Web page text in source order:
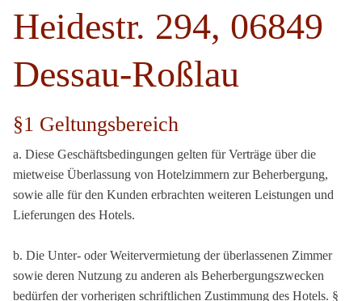
Heidestr. 294, 06849
Dessau-Roßlau
§1 Geltungsbereich
a. Diese Geschäftsbedingungen gelten für Verträge über die
mietweise Überlassung von Hotelzimmern zur Beherbergung,
sowie alle für den Kunden erbrachten weiteren Leistungen und
Lieferungen des Hotels.
b. Die Unter- oder Weitervermietung der überlassenen Zimmer
sowie deren Nutzung zu anderen als Beherbergungszwecken
bedürfen der vorherigen schriftlichen Zustimmung des Hotels. §